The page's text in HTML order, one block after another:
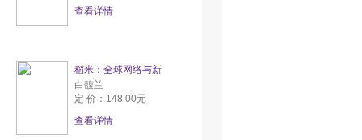
查看详情
稻米：全球网络与新
白馥兰
定 价：148.00元
查看详情